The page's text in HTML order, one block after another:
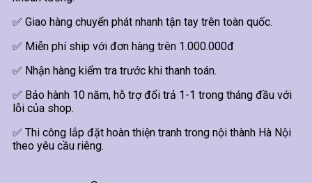
✅ Giao hàng chuyển phát nhanh tận tay trên toàn quốc.
✅ Miễn phí ship với đơn hàng trên 1.000.000đ
✅ Nhận hàng kiểm tra trước khi thanh toán.
✅ Bảo hành 10 năm, hỗ trợ đổi trả 1-1 trong tháng đầu với
lỗi của shop.
✅ Thi công lắp đặt hoàn thiện tranh trong nội thành Hà Nội
theo yêu cầu riêng.